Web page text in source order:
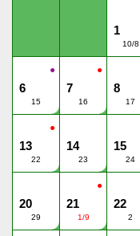
1
10/8
●
6
15
●
7
16
8
17
●
13
22
14
23
15
24
20
29
●
21
1/9
22
2